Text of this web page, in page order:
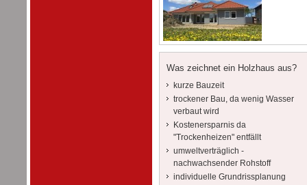
Was zeichnet ein Holzhaus aus?
kurze Bauzeit
trockener Bau, da wenig Wasser
verbaut wird
Kostenersparnis da
"Trockenheizen" entfällt
umweltverträglich -
nachwachsender Rohstoff
individuelle Grundrissplanung